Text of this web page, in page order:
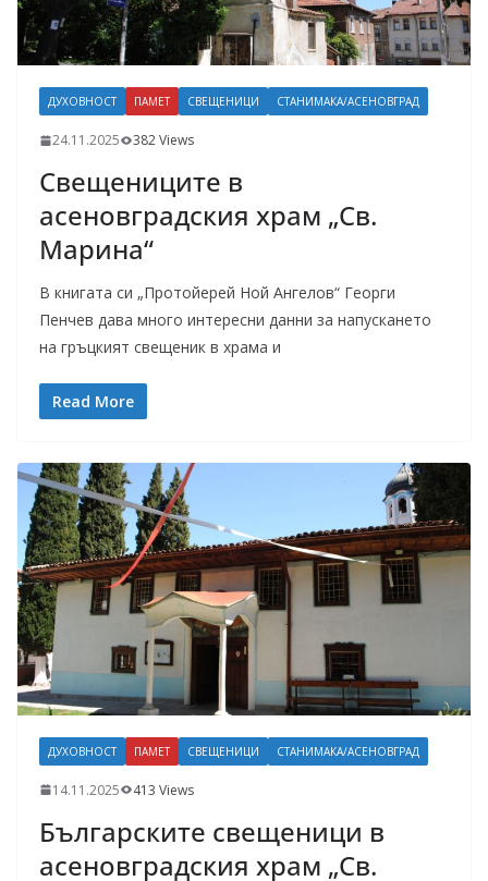
ДУХОВНОСТ ПАМЕТ СВЕЩЕНИЦИ СТАНИМАКА/АСЕНОВГРАД
24.11.2025 382 Views
Свещениците в
асеновградския храм „Св.
Марина“
В книгата си „Протойерей Ной Ангелов“ Георги
Пенчев дава много интересни данни за напускането
на гръцкият свещеник в храма и
Read More
ДУХОВНОСТ ПАМЕТ СВЕЩЕНИЦИ СТАНИМАКА/АСЕНОВГРАД
14.11.2025 413 Views
Българските свещеници в
асеновградския храм „Св.